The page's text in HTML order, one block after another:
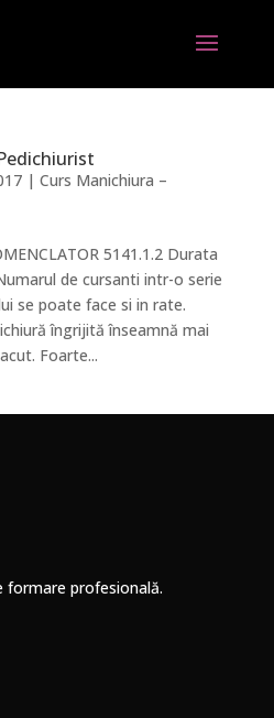
| Curs Manichiura –
5141.1.2 Durata
de cursanti intr-o serie
se poate face si in rate.
îngrijită înseamnă mai
Foarte...
formare profesională.